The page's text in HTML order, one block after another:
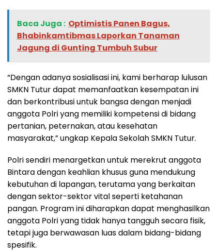
Baca Juga : Optimistis Panen Bagus,
Bhabinkamtibmas Laporkan Tanaman
Jagung di Gunting Tumbuh Subur
“Dengan adanya sosialisasi ini, kami berharap lulusan
SMKN Tutur dapat memanfaatkan kesempatan ini
dan berkontribusi untuk bangsa dengan menjadi
anggota Polri yang memiliki kompetensi di bidang
pertanian, peternakan, atau kesehatan
masyarakat,” ungkap Kepala Sekolah SMKN Tutur.
Polri sendiri menargetkan untuk merekrut anggota
Bintara dengan keahlian khusus guna mendukung
kebutuhan di lapangan, terutama yang berkaitan
dengan sektor-sektor vital seperti ketahanan
pangan. Program ini diharapkan dapat menghasilkan
anggota Polri yang tidak hanya tangguh secara fisik,
tetapi juga berwawasan luas dalam bidang-bidang
spesifik.